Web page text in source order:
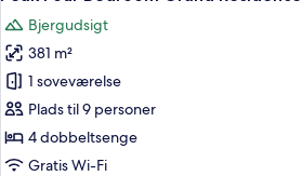
alle
billeder
af
Peak
Four
Bedroom
Grand
Bjergudsigt
381 m²
1 soveværelse
Plads til 9 personer
4 dobbeltsenge
Gratis Wi-Fi